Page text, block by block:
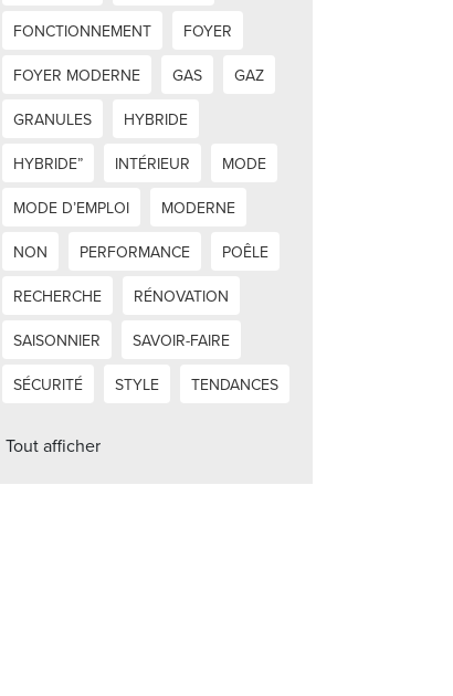
FONCTIONNEMENT
FOYER
FOYER MODERNE
GAS
GAZ
GRANULES
HYBRIDE
HYBRIDE”
INTÉRIEUR
MODE
MODE D’EMPLOI
MODERNE
NON
PERFORMANCE
POÊLE
RECHERCHE
RÉNOVATION
SAISONNIER
SAVOIR-FAIRE
SÉCURITÉ
STYLE TENDANCES
Tout afficher